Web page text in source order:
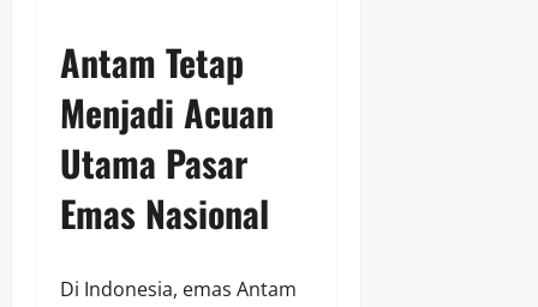
Antam Tetap
Menjadi Acuan
Utama Pasar
Emas Nasional
Di Indonesia, emas Antam